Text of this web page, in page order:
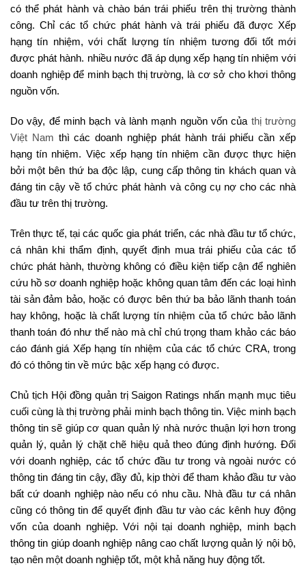
có thể phát hành và chào bán trái phiếu trên thị trường thành
công. Chỉ các tổ chức phát hành và trái phiếu đã được Xếp
hạng tín nhiệm, với chất lượng tín nhiệm tương đối tốt mới
được phát hành. nhiều nước đã áp dụng xếp hạng tín nhiệm với
doanh nghiệp để minh bạch thị trường, là cơ sở cho khơi thông
nguồn vốn.
Do vậy, để minh bạch và lành mạnh nguồn vốn của thị trường
Việt Nam thì các doanh nghiệp phát hành trái phiếu cần xếp
hạng tín nhiệm. Việc xếp hạng tín nhiệm cần được thực hiện
bởi một bên thứ ba độc lập, cung cấp thông tin khách quan và
đáng tin cậy về tổ chức phát hành và công cụ nợ cho các nhà
đầu tư trên thị trường.
Trên thực tế, tại các quốc gia phát triển, các nhà đầu tư tổ chức,
cá nhân khi thẩm định, quyết định mua trái phiếu của các tổ
chức phát hành, thường không có điều kiện tiếp cận để nghiên
cứu hồ sơ doanh nghiệp hoặc không quan tâm đến các loại hình
tài sản đảm bảo, hoặc có được bên thứ ba bảo lãnh thanh toán
hay không, hoặc là chất lượng tín nhiệm của tổ chức bảo lãnh
thanh toán đó như thế nào mà chỉ chú trọng tham khảo các báo
cáo đánh giá Xếp hạng tín nhiệm của các tổ chức CRA, trong
đó có thông tin về mức bậc xếp hạng có được.
Chủ tịch Hội đồng quản trị Saigon Ratings nhấn mạnh mục tiêu
cuối cùng là thị trường phải minh bạch thông tin. Việc minh bạch
thông tin sẽ giúp cơ quan quản lý nhà nước thuận lợi hơn trong
quản lý, quản lý chặt chẽ hiệu quả theo đúng định hướng. Đối
với doanh nghiệp, các tổ chức đầu tư trong và ngoài nước có
thông tin đáng tin cậy, đầy đủ, kịp thời để tham khảo đầu tư vào
bất cứ doanh nghiệp nào nếu có nhu cầu. Nhà đầu tư cá nhân
cũng có thông tin để quyết định đầu tư vào các kênh huy động
vốn của doanh nghiệp. Với nội tại doanh nghiệp, minh bạch
thông tin giúp doanh nghiệp nâng cao chất lượng quản lý nội bộ,
tạo nên một doanh nghiệp tốt, một khả năng huy động tốt.